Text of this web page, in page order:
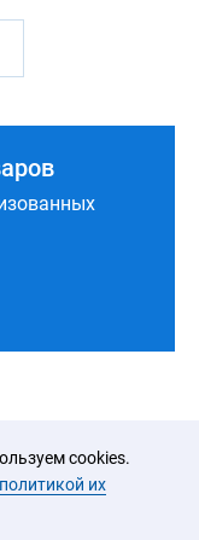
cookies.
их